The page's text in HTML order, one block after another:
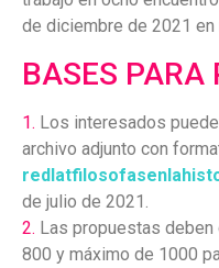
de diciembre de 2021 en
BASES PARA
1. Los interesados
archivo adjunto con
de julio de 2021.
2. Las propuestas deben
800 y máximo de 1000